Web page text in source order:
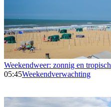
Weekendweer: zonnig en tropisch
05:45Weekendverwachting